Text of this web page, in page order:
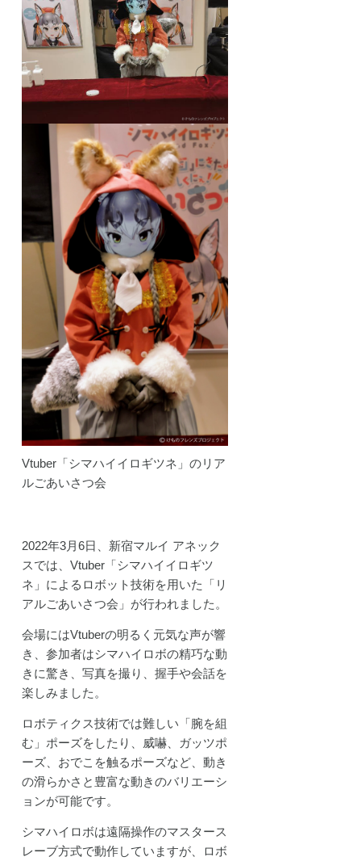
Vtuber「シマハイイロギツネ」のリア
ルごあいさつ会
2022年3月6日、新宿マルイ アネック
スでは、Vtuber「シマハイイロギツ
ネ」によるロボット技術を用いた「リ
アルごあいさつ会」が行われました。
会場にはVtuberの明るく元気な声が響
き、参加者はシマハイロボの精巧な動
きに驚き、写真を撮り、握手や会話を
楽しみました。
ロボティクス技術では難しい「腕を組
む」ポーズをしたり、威嚇、ガッツポ
ーズ、おでこを触るポーズなど、動き
の滑らかさと豊富な動きのバリエーシ
ョンが可能です。
シマハイロボは遠隔操作のマスタース
レーブ方式で動作していますが、ロボ